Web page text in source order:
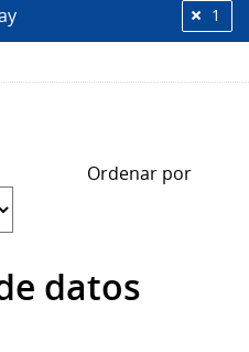
1
Ordenar por
datos